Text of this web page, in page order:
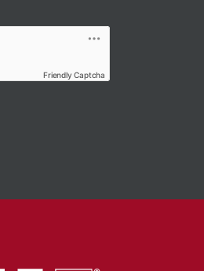
Friendly Captcha